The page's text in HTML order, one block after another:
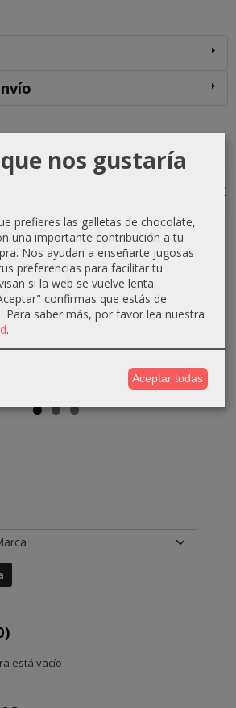
está vacío
Crema
40...
Crema
oxigenada
Absoluk
1000ml
-3 €
Absoluk
6,50 €
nos gustaría
prefieres las galletas de chocolate,
una importante contribución a tu
Nos ayudan a enseñarte jugosas
preferencias para facilitar tu
si la web se vuelve lenta.
confirmas que estás de
Para saber más, por favor lea nuestra
.
Aceptar todas